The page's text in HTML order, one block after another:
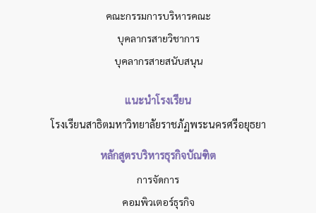
คณะกรรมการบริหารคณะ
บุคลากรสายวิชาการ
บุคลากรสายสนับสนุน
แนะนำโรงเรียน
โรงเรียนสาธิตมหาวิทยาลัยราชภัฏพระนครศรีอยุธยา
หลักสูตรบริหารธุรกิจบัณฑิต
การจัดการ
คอมพิวเตอร์ธุรกิจ